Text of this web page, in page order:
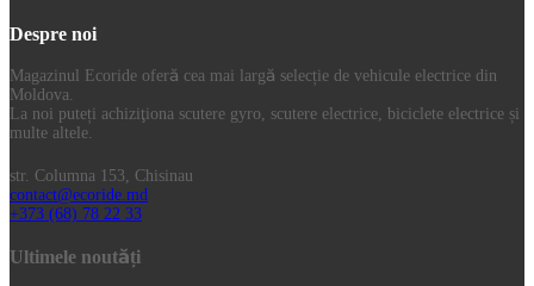
Despre noi
Magazinul Ecoride oferă cea mai largă selecție de vehicule electrice din
Moldova.
La noi puteți achiziţiona scutere gyro, scutere electrice, biciclete electrice și
multe altele.
str. Columna 153, Chisinau
contact@ecoride.md
+373 (68) 78 22 33
Ultimele noutăți